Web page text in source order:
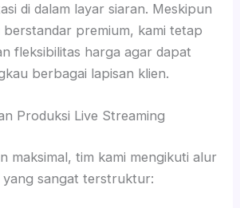
di dalam layar siaran. Meskipun
berstandar premium, kami tetap
fleksibilitas harga agar dapat
berbagai lapisan klien.
Produksi Live Streaming
maksimal, tim kami mengikuti alur
yang sangat terstruktur: